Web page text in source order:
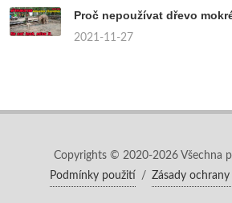
Proč nepoužívat dřevo
2021-11-27
Copyrights © 2020-2026 Všechna
Podmínky použití
/ Zásady